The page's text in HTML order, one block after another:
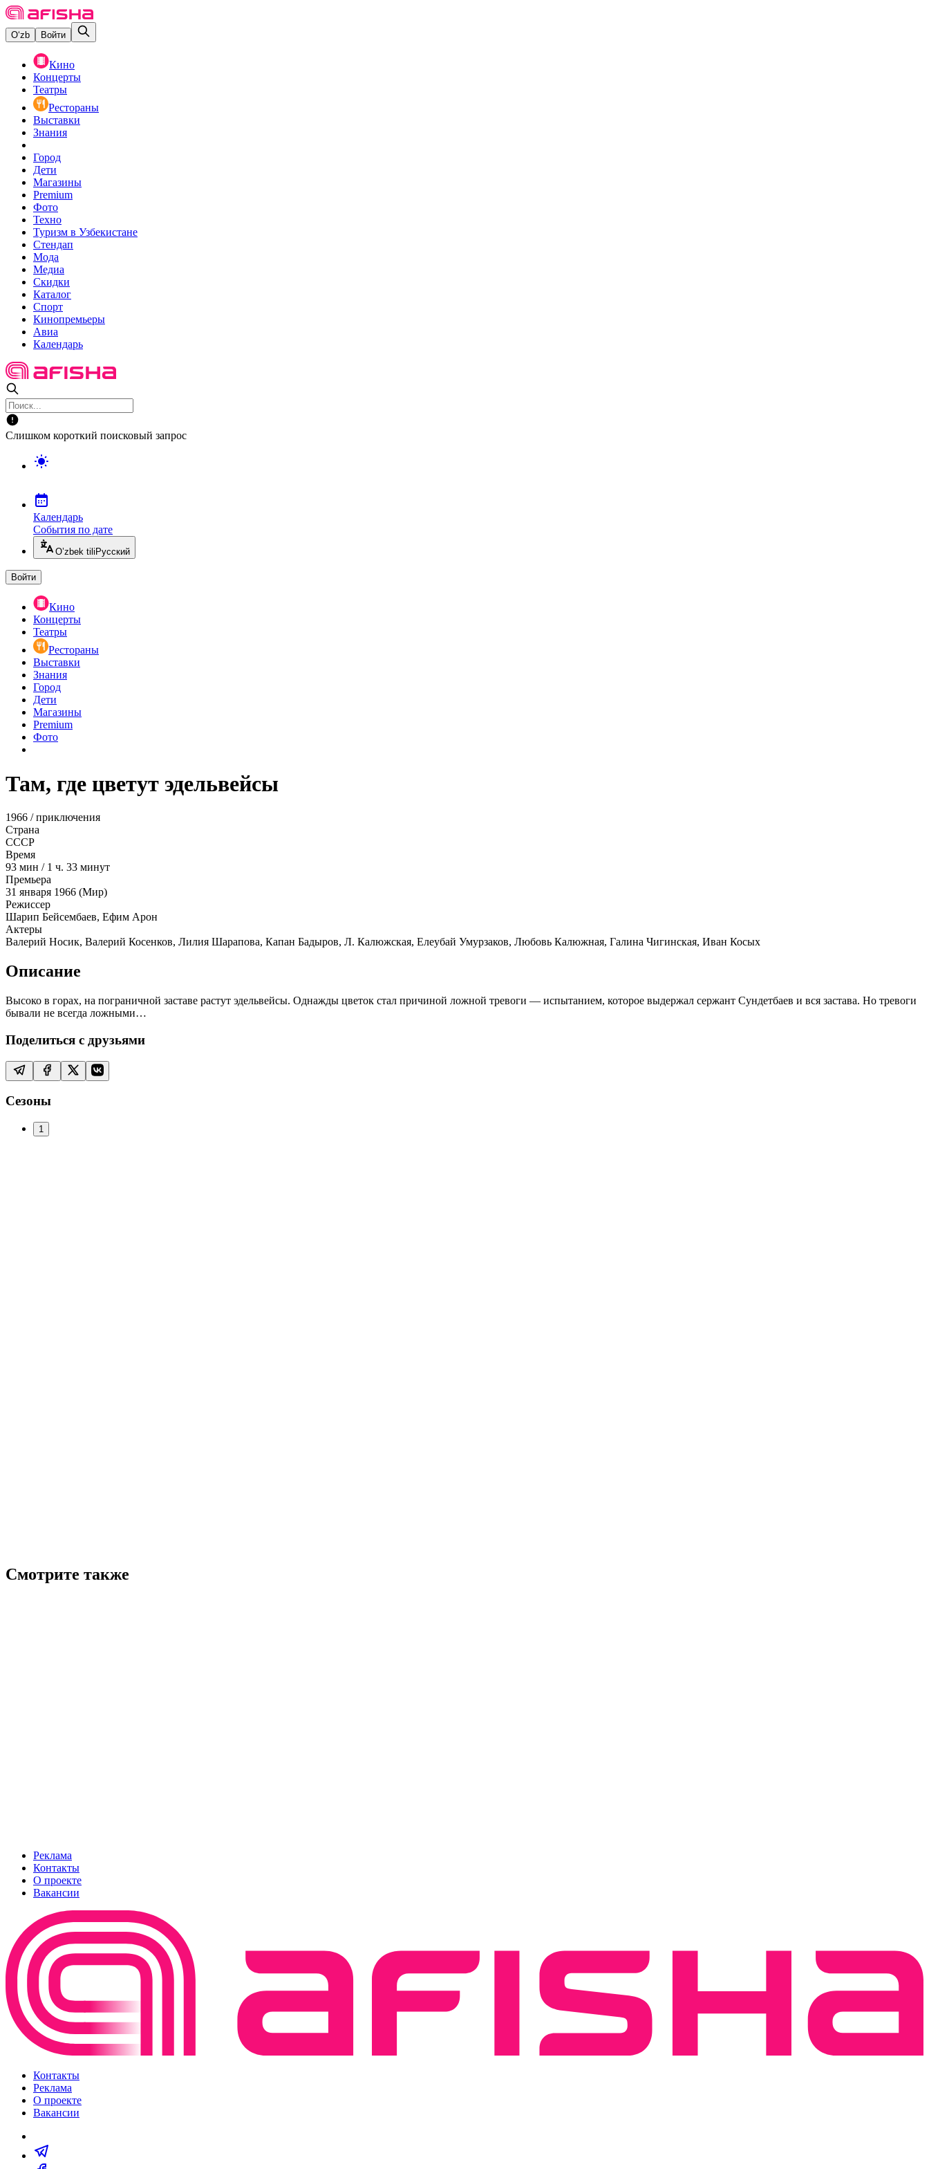
O‘zb Войти
Кино
Концерты
Театры
Рестораны
Выставки
Знания
Город
Дети
Магазины
Premium
Фото
Техно
Туризм в Узбекистане
Стендап
Мода
Медиа
Скидки
Каталог
Спорт
Кинопремьеры
Авиа
Календарь
Слишком короткий поисковый запрос
Календарь
События по дате
O’zbek tili Русский
Войти
Кино
Концерты
Театры
Рестораны
Выставки
Знания
Город
Дети
Магазины
Premium
Фото
Там, где цветут эдельвейсы
1966 / приключения
Страна
СССР
Время
93 мин / 1 ч. 33 минут
Премьера
31 января 1966 (Мир)
Режиссер
Шарип Бейсембаев, Ефим Арон
Актеры
Валерий Носик, Валерий Косенков, Лилия Шарапова, Капан Бадыров, Л. Калюжская, Елеубай Умурзаков, Любовь Калюжная, Галина Чигинская, Иван Косых
Описание
Высоко в горах, на пограничной заставе растут эдельвейсы. Однажды цветок стал причиной ложной тревоги — испытанием, которое выдержал сержант Сундетбаев и вся застава. Но тревоги
бывали не всегда ложными…
Поделиться с друзьями
Сезоны
1
Смотрите также
Реклама
Контакты
О проекте
Вакансии
Контакты
Реклама
О проекте
Вакансии